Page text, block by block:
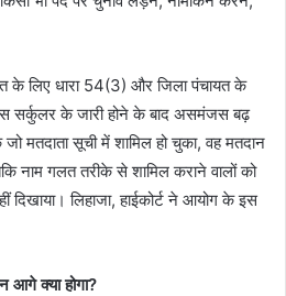
के लिए धारा 54(3) और जिला पंचायत के
सर्कुलर के जारी होने के बाद असमंजस बढ़
मतदाता सूची में शामिल हो चुका, वह मतदान
नाम गलत तरीके से शामिल कराने वालों को
लिहाजा, हाईकोर्ट ने आयोग के इस
आगे क्या होगा?